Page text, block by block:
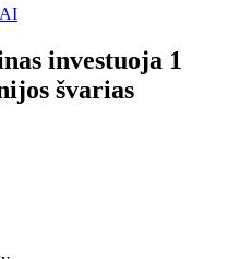
investuoja 1
švarias